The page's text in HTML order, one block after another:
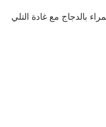
بالدجاج مع غادة التلي